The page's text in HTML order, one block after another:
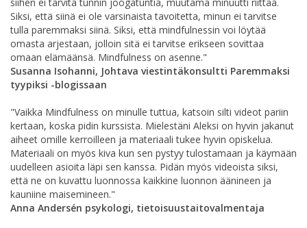
Siksi, että siinä ei ole varsinaista tavoitetta, minun ei tarvitse
tulla paremmaksi siinä. Siksi, että mindfulnessin voi löytää
omasta arjestaan, jolloin sitä ei tarvitse erikseen sovittaa
omaan elämäänsä. Mindfulness on asenne."
Susanna Isohanni, Johtava viestintäkonsultti Paremmaksi
tyypiksi -blogissaan
"Vaikka Mindfulness on minulle tuttua, katsoin silti videot pariin
kertaan, koska pidin kurssista. Mielestäni Aleksi on hyvin jakanut
aiheet omille kerroilleen ja materiaali tukee hyvin opiskelua.
Materiaali on myös kiva kun sen pystyy tulostamaan ja käymään
uudelleen asioita läpi sen kanssa. Pidän myös videoista siksi,
että ne on kuvattu luonnossa kaikkine luonnon äänineen ja
kauniine maisemineen."
Anna Andersén psykologi, tietoisuustaitovalmentaja